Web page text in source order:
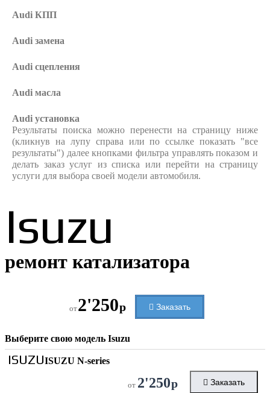
Audi КПП
Audi замена
Audi сцепления
Audi масла
Audi установка
Результаты поиска можно перенести на страницу ниже
(кликнув на лупу справа или по ссылке показать "все
результаты") далее кнопками фильтра управлять показом и
делать заказ услуг из списка или перейти на страницу
услуги для выбора своей модели автомобиля.
Isuzu
ремонт катализатора
от2'250р Заказать
Выберите свою модель Isuzu
ISUZUISUZU N-series
от 2'250р Заказать